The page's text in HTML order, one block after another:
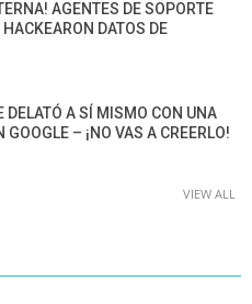
AGENTES DE SOPORTE
DATOS DE
DELATÓ A SÍ MISMO CON UNA
GOOGLE – ¡NO VAS A CREERLO!
VIEW ALL